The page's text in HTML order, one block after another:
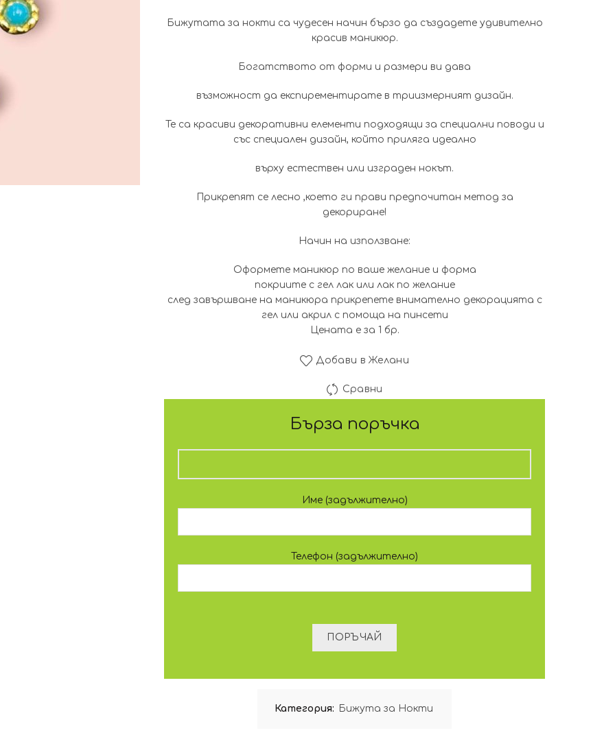
0.51€
(1.00
лв.).
(0.70
лв.).
Бижутата за нокти са чудесен начин бързо да създадете удивително
красив маникюр.
Богатството от форми и размери ви дава
възможност да експирементирате в триизмерният дизайн.
Те са красиви декоративни елементи подходящи за специални поводи и
със специален дизайн, който приляга идеално
върху естествен или изграден нокът.
Прикрепят се лесно ,което ги прави предпочитан метод за
декориране!
Начин на използване:
Оформете маникюр по ваше желание и форма
покриите с гел лак или лак по желание
след завършване на маникюра прикрепете внимателно декорацията с
гел или акрил с помоща на пинсети
Цената е за 1 бр.
Добави в Желани
Сравни
Бърза поръчка
Име (задължително)
Телефон (задължително)
Категория: Бижута за Нокти